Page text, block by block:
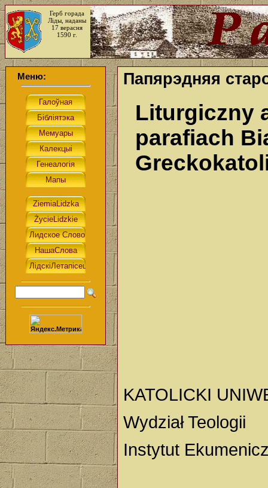
Герб горада
Ліды, наданы
17 верасня
1590 г.
Меню: Папярэдняя
Liturgiczny
parafiach
KATOLICKI
Wydział Teologii
Instytut